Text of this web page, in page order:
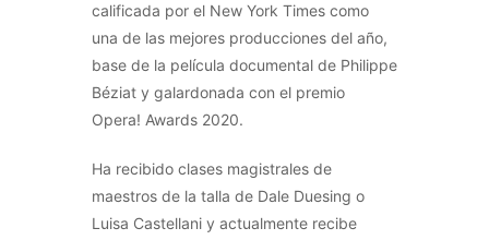
calificada por el New York Times como
una de las mejores producciones del año,
base de la película documental de Philippe
Béziat y galardonada con el premio
Opera! Awards 2020.
Ha recibido clases magistrales de
maestros de la talla de Dale Duesing o
Luisa Castellani y actualmente recibe